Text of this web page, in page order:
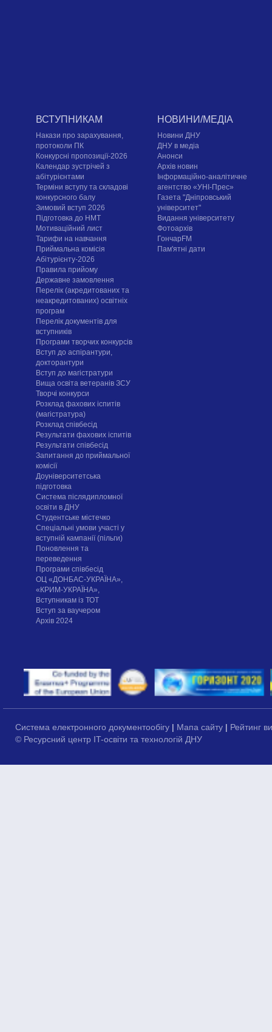
ВСТУПНИКАМ
Накази про зарахування,
протоколи ПК
Конкурсні пропозиції-2026
Календар зустрічей з
абітурієнтами
Терміни вступу та складові
конкурсного балу
Зимовий вступ 2026
Підготовка до НМТ
Мотиваційний лист
Тарифи на навчання
Приймальна комісія
Абітурієнту-2026
Правила прийому
Державне замовлення
Перелік (акредитованих та
неакредитованих) освітніх
програм
Перелік документів для
вступників
Програми творчих конкурсiв
Вступ до аспірантури,
докторантури
Вступ до магістратури
Вища освіта ветеранів ЗСУ
Творчі конкурси
Розклад фахових іспитів
(магістратура)
Розклад співбесід
Результати фахових іспитів
Результати співбесід
Запитання до приймальної
комісії
Доуніверситетська
підготовка
Система післядипломної
освіти в ДНУ
Cтудентське містечко
Спеціальні умови участі у
вступній кампанії (пільги)
Поновлення та
переведення
Програми співбесід
ОЦ «ДОНБАС-УКРАЇНА»,
«КРИМ-УКРАЇНА»,
Вступникам із ТОТ
Вступ за ваучером
Архів 2024
НОВИНИ/МЕДІА
Новини ДНУ
ДНУ в медіа
Анонси
Архів новин
Інформаційно-аналітичне
агентство «УНІ-Прес»
Газета "Дніпровський
університет"
Видання університету
Фотоархів
ГончарFM
Пам'ятні дати
Система електронного документообігу | Мапа сайту | Рейтинг
© Ресурсний центр IT-освіти та технологій ДНУ